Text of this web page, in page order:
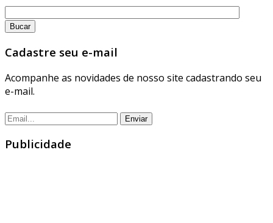
Cadastre seu e-mail
Acompanhe as novidades de nosso site cadastrando seu
e-mail.
Publicidade